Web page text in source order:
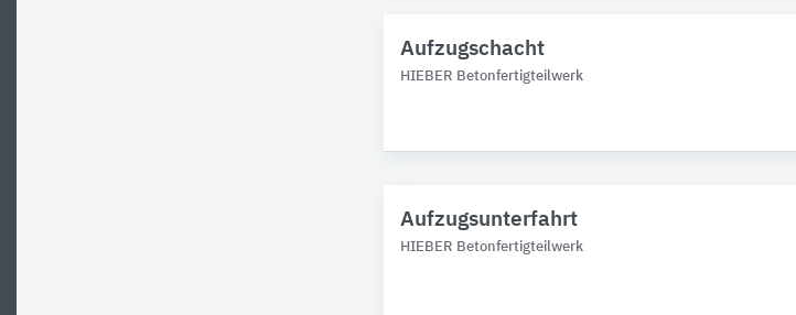
Aufzugschacht
HIEBER Betonfertigteilwerk
Aufzugsunterfahrt
HIEBER Betonfertigteilwerk